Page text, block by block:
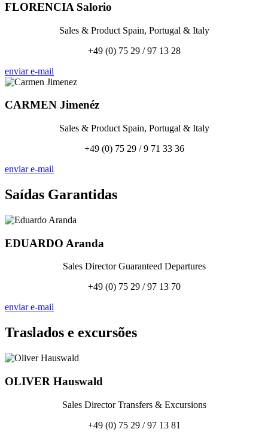
FLORENCIA Salorio
Sales & Product Spain, Portugal & Italy
+49 (0) 75 29 / 97 13 28
enviar e-mail
CARMEN Jimenéz
Sales & Product Spain, Portugal & Italy
+49 (0) 75 29 / 9 71 33 36
enviar e-mail
Saídas Garantidas
EDUARDO Aranda
Sales Director Guaranteed Departures
+49 (0) 75 29 / 97 13 70
enviar e-mail
Traslados e excursões
OLIVER Hauswald
Sales Director Transfers & Excursions
+49 (0) 75 29 / 97 13 81